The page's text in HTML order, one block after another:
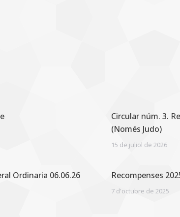
Circular núm. 3.
(Només Judo)
15 de juliol de 2026
Ordinaria 06.06.26 Recompenses
7 d'octubre de 2025